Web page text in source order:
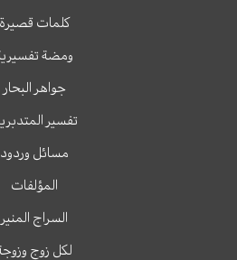
كلمات قصيرة
ومضة
جواهر البحار
تفسير
مسائل وردود
المؤلفات
السراج المنير
لكل زوج